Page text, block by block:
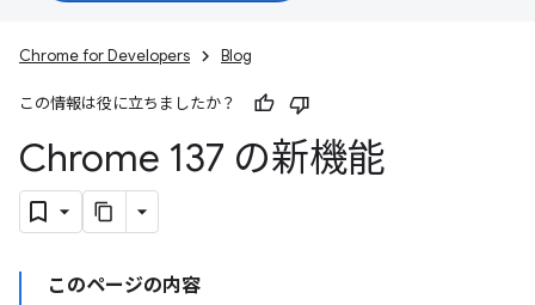
Chrome for Developers Blog
この情報は役に立ちましたか？
Chrome 137 の新機能
このページの内容